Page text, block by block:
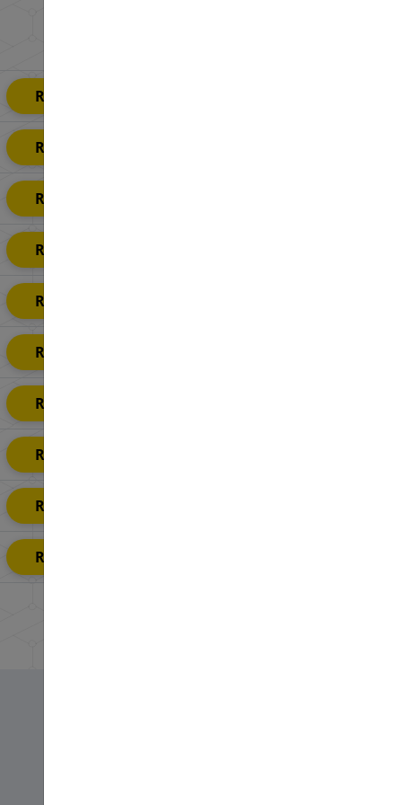
Rendeld Meg Most
Rendeld Meg Most
Rendeld Meg Most
Rendeld Meg Most
Rendeld Meg Most
Rendeld Meg Most
Rendeld Meg Most
Rendeld Meg Most
Rendeld Meg Most
Rendeld Meg Most